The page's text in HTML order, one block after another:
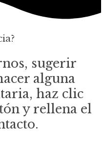
sugerir
alguna
haz clic
y rellena el